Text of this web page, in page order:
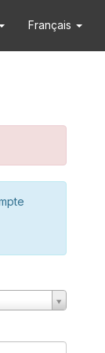
Français